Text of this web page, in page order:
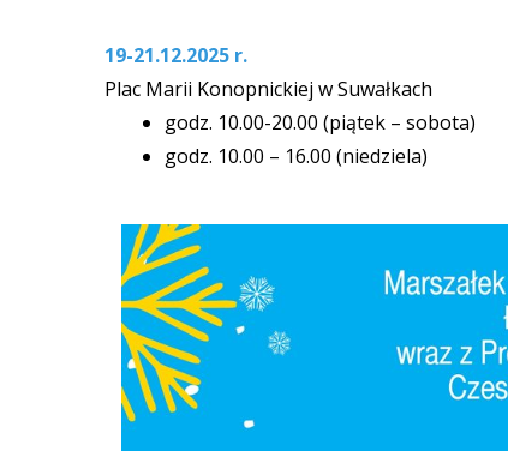
19-21.12.2025 r.
Plac Marii Konopnickiej w Suwałkach
godz. 10.00-20.00 (piątek – sobota)
godz. 10.00 – 16.00 (niedziela)